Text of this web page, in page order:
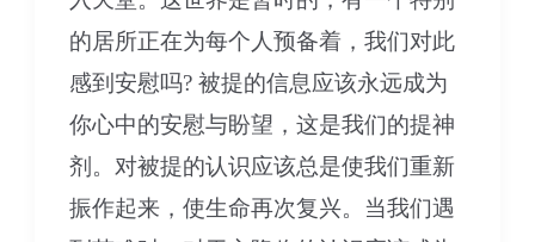
的居所正在为每个人预备着，我们对此
感到安慰吗? 被提的信息应该永远成为
你心中的安慰与盼望，这是我们的提神
剂。对被提的认识应该总是使我们重新
振作起来，使生命再次复兴。当我们遇